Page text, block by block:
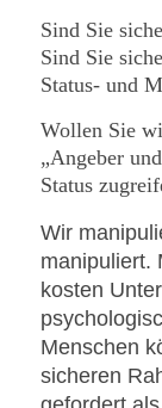
Sind Sie
Sind Sie
Status- und
Wollen Sie
„Angeber
Status
Wir
manipuliert.
kosten
Menschen
sicheren